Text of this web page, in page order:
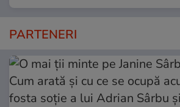
PARTENERI